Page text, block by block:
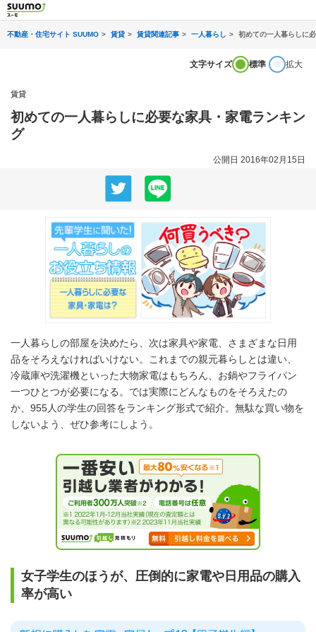
不動産・住宅サイト SUUMO 賃貸 賃貸関連記事 一人暮らし 初めての一人暮らしに
文字サイズ 標準 拡大
賃貸
初めての一人暮らしに必要な家具・家電ランキン
グ
公開日 2016年02月15日
一人暮らしの部屋を決めたら、次は家具や家電、さまざまな日用
品をそろえなければいけない。これまでの親元暮らしとは違い、
冷蔵庫や洗濯機といった大物家電はもちろん、お鍋やフライパン
一つひとつが必要になる。では実際にどんなものをそろえたの
か、955人の学生の回答をランキング形式で紹介。無駄な買い物を
しないよう、ぜひ参考にしよう。
女子学生のほうが、圧倒的に家電や日用品の購入
率が高い